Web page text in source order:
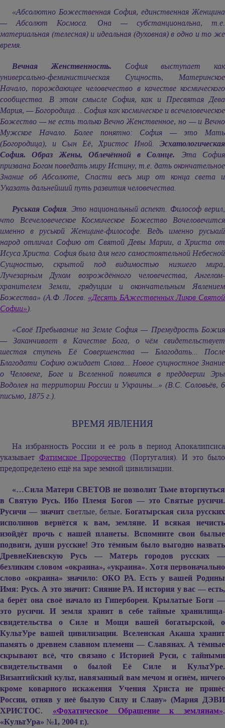
«Абсолютно Божественная София, единственная Женщина
— Абсолют Космоса. Она — субстанциональна, т.е.
материальная (телесная) и идеальная (духовная) в одно и то же
время.
Вечная Женственность. София выступает как
универсально-феминистическая Сущность, Материнское
Начало, порождающее человечество в качестве космического
сообщества. В этом смысле София, как и Пресвятая Дева
Мария, — Богородица… София как космическое и всечеловеческое
Божество — не есть только Вечно Женственное, но — и Вечно
Мужское Начало. Более понятно: София — это Мать
(Богородица), и Сын Её, Христос Иной. Эсхатологическая
София. Образ Жены, Облечённой в Солнце. Эта София
призвана Богом поведать миру Истину, т.е. дать окончательное
Знание об Абсолюте, Спасти весь мир от конца света и
Указать дальнейший путь развития человечества.
Руськая София. Это национальный аспект. Философ верил,
что Всечеловеческое Космическое Божество Вочеловечится
именно в руськой Женщине-философе. Ведь именно руський
народ отличал Софию от Святой Девы Марии, а Христа от
Исуса Христа. София была для него самостоятельной Небесной
Сущностью, скрытой под видимостью низшего мира,
Лучезарным Духом возрождённого человечества, Ангелом-
хранителем Земли, грядущим и окончательным Явлением
Божества» (А.Ф. Лосев. «Десять БАжественных Ликов Святой
Софии»).
«Своё Пребывание на Земле София — Премудрость Божия
— Заканчивает в Качестве Бога, о чём свидетельствует
шестая ступень Её Совершенства — Благодать... После
Благодати Софию ожидает Слава... Новое сущностное Знание
о Человеке, Боге и Вселенной появится в преддверии Эры
Водолея на территории России и Украины...» (В.С. Соловьёв, 6
письмо, 1875 г.).
ВРЕМЯ ЯВЛЕНИЯ
На избранность России и её роль в период Апокалипсиса
указывает Фатимское Пророчество (Португалия). И это было
предопределено ещё на заре земной цивилизации.
«…Сила Матери СВЕТОВ не позволит Тьме вторгнуться
в Святую Русь. Ибо Племя Богов — это Святые русичи.
Русичи — значитсветлые, белые. Богатырская сила русских
исполинов вернётся к вам, земляне. И всякая нечисть
изойдёт прочь с нашей планеты. Вспомните свои былые
подвиги, души русские! Это тёмным было выгодно назвать
ДревнеКиевскую Русь — Матерь городов русских —
безликим словом «окраина», «украина». Хотя первоначально
слово «окраина» значило: ОКО РА. Есть у вашей Родины
Имя: Русь. А это значит: Сияние РА. И история у вас — есть,
а берёт она своё начало из Гипербореи. Крылатые Боги —
это русичи. И земля хранит в себе тайные хранилища-
свидетельства о Силе и Мощи вашей богатырской, о
КультУре вашей цивилизации. Вселенская Акаша хранит
память о древнем славном племени — Славянах. А тёмные
скрывают всё, что связано с Историей Руси, с тайными
свидетельствами о былой Её Силе и КультУре.
Византийский культ, навязанный вам мечом и огнём, ничего
кроме коварного искажения Учения Христа не принёс
России, отняв у неё былую Силу и Славу» (Мария ДЭВИ
ХРИСТОС. «Фохатическое Обращение к землянам».
«КультУра» №1, 2004 г.).